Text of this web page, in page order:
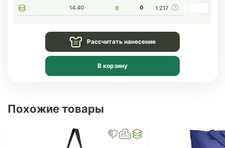
14.40 0 0 1 217
Рассчитать нанесение
В корзину
Похожие товары